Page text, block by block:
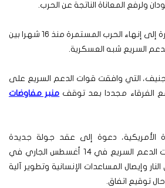
ولرفع المعاناة الناتجة عن الحرب.
وتهدف المحادثات المُنتظرة إلى إنهاء الحرب المستمرة منذ 16 شهرا بين
السريع شبه العسكرية.
التي وافقت قوات الدعم السريع على
الفرقاء مجددا بعد توقف منبر مفاوضات
الأمريكية، دعوة إلى عقد جولة جديدة
للتفاوض بين الجيش وقوات الدعم السريع في 14 أغسطس الجاري في
وإيصال المساعدات الإنسانية وتطوير آلية
توقيع اتفاق.